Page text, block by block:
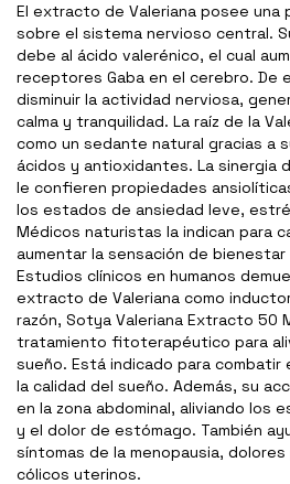
El extracto de Valeriana posee una
sobre el sistema nervioso central.
debe al ácido valerénico, el cual
receptores Gaba en el cerebro. De
disminuir la actividad nerviosa,
calma y tranquilidad. La raíz de la
como un sedante natural gracias a
ácidos y antioxidantes. La sinergia
le confieren propiedades
los estados de ansiedad leve,
Médicos naturistas la indican para
aumentar la sensación de bienestar
Estudios clínicos en humanos
extracto de Valeriana como
razón, Sotya Valeriana Extracto 50
tratamiento fitoterapéutico para
sueño. Está indicado para combatir
la calidad del sueño. Además, su
en la zona abdominal, aliviando los
y el dolor de estómago. También
síntomas de la menopausia,
cólicos uterinos.